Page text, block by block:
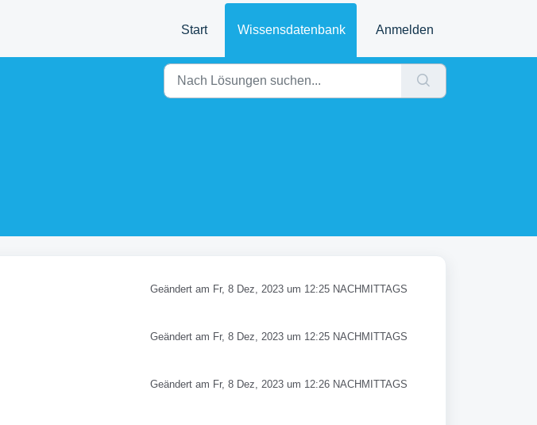
Start Wissensdatenbank Anmelden
Geändert am Fr, 8 Dez, 2023 um 12:25 NACHMITTAGS
Geändert am Fr, 8 Dez, 2023 um 12:25 NACHMITTAGS
Geändert am Fr, 8 Dez, 2023 um 12:26 NACHMITTAGS